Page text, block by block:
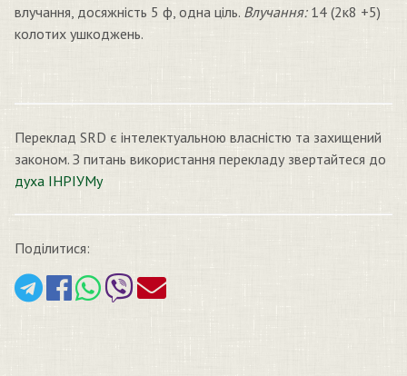
влучання, досяжність 5 ф, одна ціль. Влучання:14 (2к8 +5)
колотих ушкоджень.
Переклад SRD є інтелектуальною власністю та захищений
законом. З питань використання перекладу звертайтеся до
духа ІНРІУМу
Поділитися: